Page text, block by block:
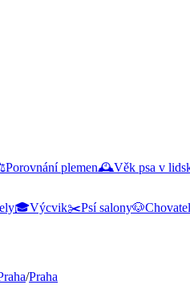
Porovnání plemen🕰️Věk psa v
🎓Výcvik✂️Psí salony🐶
/Praha